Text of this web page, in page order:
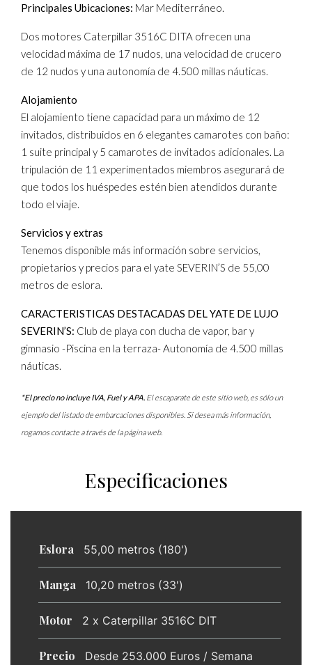
Principales Ubicaciones: Mar Mediterráneo.
Dos motores Caterpillar 3516C DITA ofrecen una
velocidad máxima de 17 nudos, una velocidad de crucero
de 12 nudos y una autonomía de 4.500 millas náuticas.
Alojamiento
El alojamiento tiene capacidad para un máximo de 12
invitados, distribuidos en 6 elegantes camarotes con baño:
1 suite principal y 5 camarotes de invitados adicionales. La
tripulación de 11 experimentados miembros asegurará de
que todos los huéspedes estén bien atendidos durante
todo el viaje.
Servicios y extras
Tenemos disponible más información sobre servicios,
propietarios y precios para el yate SEVERIN’S de 55,00
metros de eslora.
CARACTERISTICAS DESTACADAS DEL YATE DE LUJO
SEVERIN’S: Club de playa con ducha de vapor, bar y
gimnasio -Piscina en la terraza- Autonomía de 4.500 millas
náuticas.
*El precio no incluye IVA, Fuel y APA. El escaparate de este sitio web, es sólo un
ejemplo del listado de embarcaciones disponibles. Si desea más información,
rogamos contacte a través de la página web.
Especificaciones
Eslora 55,00 metros (180')
Manga 10,20 metros (33')
Motor 2 x Caterpillar 3516C DIT
Precio Desde 253.000 Euros / Semana